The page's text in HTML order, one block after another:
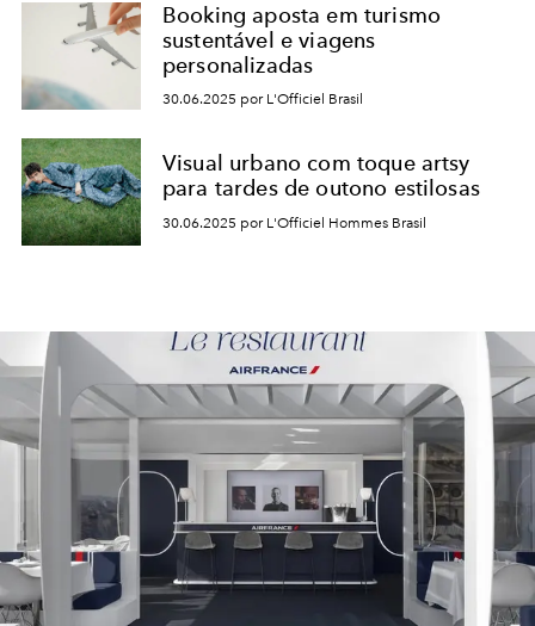
Booking aposta em turismo
sustentável e viagens
personalizadas
30.06.2025 por L'Officiel Brasil
Visual urbano com toque artsy
para tardes de outono estilosas
30.06.2025 por L'Officiel Hommes Brasil